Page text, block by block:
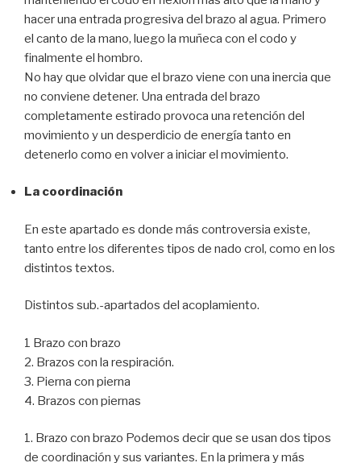
hacer una entrada progresiva del brazo al agua. Primero
el canto de la mano, luego la muñeca con el codo y
finalmente el hombro.
No hay que olvidar que el brazo viene con una inercia que
no conviene detener. Una entrada del brazo
completamente estirado provoca una retención del
movimiento y un desperdicio de energía tanto en
detenerlo como en volver a iniciar el movimiento.
La coordinación
En este apartado es donde más controversia existe,
tanto entre los diferentes tipos de nado crol, como en los
distintos textos.
Distintos sub.-apartados del acoplamiento.
1 Brazo con brazo
2. Brazos con la respiración.
3. Pierna con pierna
4. Brazos con piernas
1. Brazo con brazo Podemos decir que se usan dos tipos
de coordinación y sus variantes. En la primera y más